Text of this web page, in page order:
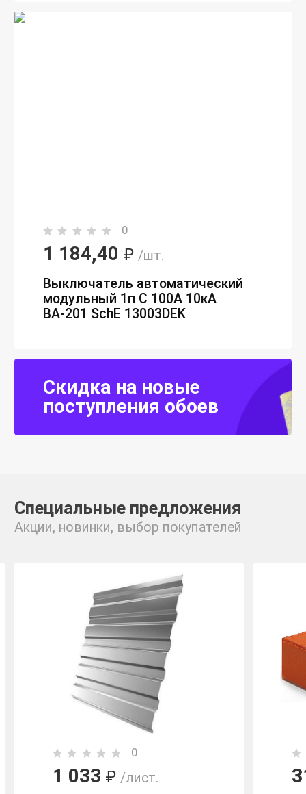
0
1 184,40 ₽ /шт.
Выключатель автоматический
модульный 1п C 100А 10кА
ВА-201 SchE 13003DEK
Скидка на новые
поступления обоев
Специальные предложения
Акции, новинки, выбор покупателей
0
1 033 ₽ /лист.